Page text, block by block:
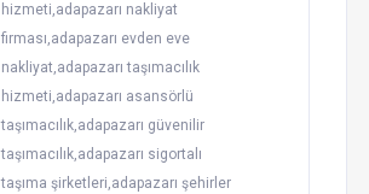
hizmeti,adapazarı nakliyat
firması,adapazarı evden eve
nakliyat,adapazarı taşımacılık
hizmeti,adapazarı asansörlü
taşımacılık,adapazarı güvenilir
taşımacılık,adapazarı sigortalı
taşıma şirketleri,adapazarı şehirler